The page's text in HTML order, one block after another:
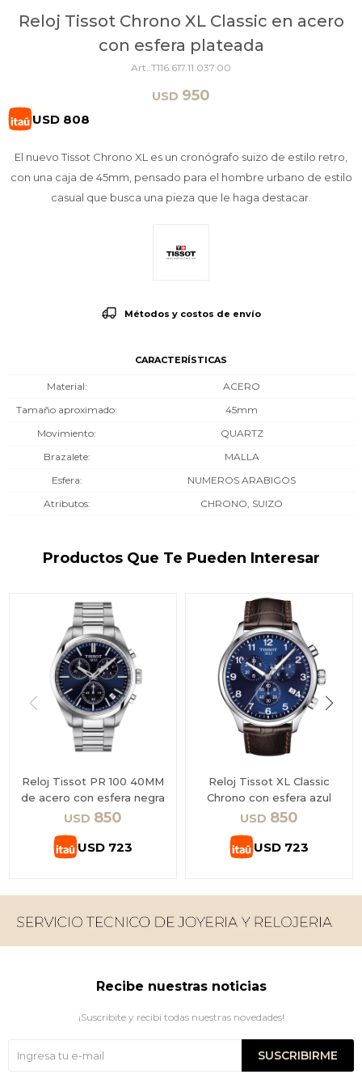
Reloj Tissot Chrono XL Classic en acero
con esfera plateada
T116.617.11.037.00
USD 950
USD 808
El nuevo Tissot Chrono XL es un cronógrafo suizo de estilo retro,
con una caja de 45mm, pensado para el hombre urbano de estilo
casual que busca una pieza que le haga destacar.
Métodos y costos de envío
CARACTERÍSTICAS
Material
ACERO
Tamaño aproximado
45mm
Movimiento
QUARTZ
Brazalete
MALLA
Esfera
NUMEROS ARABIGOS
Atributos
CHRONO, SUIZO
Productos Que Te Pueden Interesar
Reloj Tissot PR 100 40MM
de acero con esfera negra
USD 850
USD 723
Reloj Tissot XL Classic
Chrono con esfera azul
USD 850
USD 723
Recibe nuestras noticias
¡Suscribite y recibí todas nuestras novedades!
SUSCRIBIRME